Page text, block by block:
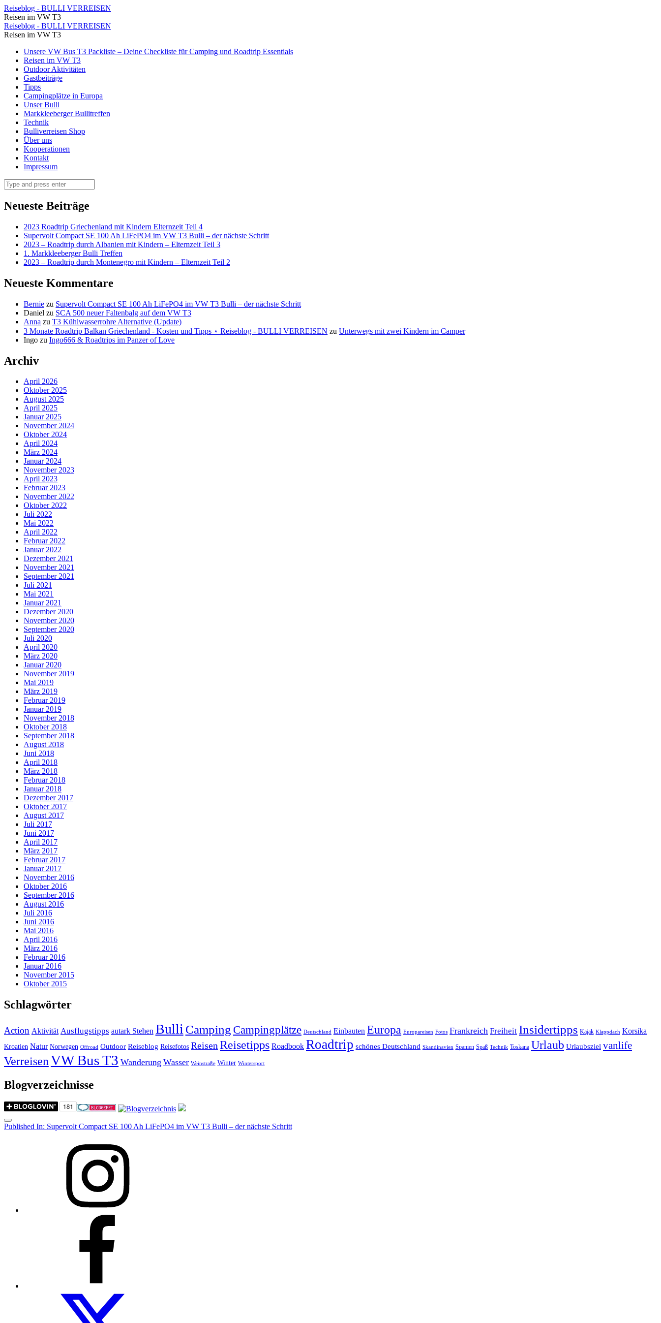
IMG_8981
⋆
Reiseblog
BULLI
VERREISEN
Reiseblog - BULLI VERREISEN
Reisen im VW T3
IMG_8981
⋆
Reiseblog
BULLI
VERREISEN
Reiseblog - BULLI VERREISEN
Reisen im VW T3
Skip
content
Unsere VW Bus T3 Packliste – Deine Checkliste für Camping und Roadtrip Essentials
Reisen im VW T3
Outdoor Aktivitäten
Gastbeiträge
Tipps
Campingplätze in Europa
Unser Bulli
Markkleeberger Bullitreffen
Technik
Bulliverreisen Shop
Über uns
Kooperationen
Kontakt
Impressum
Search
Neueste Beiträge
2023 Roadtrip Griechenland mit Kindern Elternzeit Teil 4
Supervolt Compact SE 100 Ah LiFePO4 im VW T3 Bulli – der nächste Schritt
2023 – Roadtrip durch Albanien mit Kindern – Elternzeit Teil 3
1. Markkleeberger Bulli Treffen
2023 – Roadtrip durch Montenegro mit Kindern – Elternzeit Teil 2
Neueste Kommentare
Bernie zu Supervolt Compact SE 100 Ah LiFePO4 im VW T3 Bulli – der nächste Schritt
Daniel zu SCA 500 neuer Faltenbalg auf dem VW T3
Anna zu T3 Kühlwasserrohre Alternative (Update)
3 Monate Roadtrip Balkan Griechenland - Kosten und Tipps ⋆ Reiseblog - BULLI VERREISEN zu Unterwegs mit zwei Kindern im Camper
Ingo zu Ingo666 & Roadtrips im Panzer of Love
Archiv
April 2026
Oktober 2025
August 2025
April 2025
Januar 2025
November 2024
Oktober 2024
April 2024
März 2024
Januar 2024
November 2023
April 2023
Februar 2023
November 2022
Oktober 2022
Juli 2022
Mai 2022
April 2022
Februar 2022
Januar 2022
Dezember 2021
November 2021
September 2021
Juli 2021
Mai 2021
Januar 2021
Dezember 2020
November 2020
September 2020
Juli 2020
April 2020
März 2020
Januar 2020
November 2019
Mai 2019
März 2019
Februar 2019
Januar 2019
November 2018
Oktober 2018
September 2018
August 2018
Juni 2018
April 2018
März 2018
Februar 2018
Januar 2018
Dezember 2017
Oktober 2017
August 2017
Juli 2017
Juni 2017
April 2017
März 2017
Februar 2017
Januar 2017
November 2016
Oktober 2016
September 2016
August 2016
Juli 2016
Juni 2016
Mai 2016
April 2016
März 2016
Februar 2016
Januar 2016
November 2015
Oktober 2015
Schlagwörter
Action Aktivität Ausflugstipps autark Stehen BulliCamping Campingplätze Deutschland Einbauten Europa Europareisen Fotos Frankreich Freiheit Insidertipps Kajak Klappdach Korsika
Kroatien Natur Norwegen Offroad Outdoor Reiseblog Reisefotos ReisenReisetipps Roadbook Roadtrip schönes Deutschland Skandinavien Spanien Spaß Technik Toskana Urlaub Urlaubsziel vanlife
VerreisenVW Bus T3 Wanderung Wasser Weinstraße Winter Wintersport
Blogverzeichnisse
Menu
Post
Published In: Supervolt Compact SE 100 Ah LiFePO4 im VW T3 Bulli – der nächste Schritt